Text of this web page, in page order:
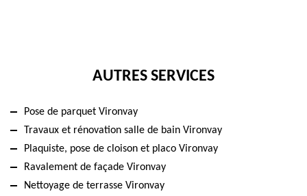
AUTRES SERVICES
Pose de parquet Vironvay
Travaux et rénovation salle de bain Vironvay
Plaquiste, pose de cloison et placo Vironvay
Ravalement de façade Vironvay
Nettoyage de terrasse Vironvay